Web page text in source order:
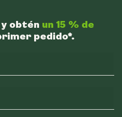
obtén un 15 % de
pedido*.